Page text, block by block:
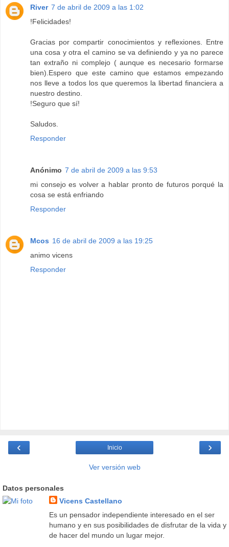
River 7 de abril de 2009 a las 1:02
!Felicidades!
Gracias por compartir conocimientos y reflexiones. Entre
una cosa y otra el camino se va definiendo y ya no parece
tan extraño ni complejo ( aunque es necesario formarse
bien).Espero que este camino que estamos empezando
nos lleve a todos los que queremos la libertad financiera a
nuestro destino.
!Seguro que sí!
Saludos.
Responder
Anónimo 7 de abril de 2009 a las 9:53
mi consejo es volver a hablar pronto de futuros porqué la
cosa se está enfriando
Responder
Mcos 16 de abril de 2009 a las 19:25
animo vicens
Responder
‹ ›
Inicio
Ver versión web
Datos personales
Vicens Castellano
Es un pensador independiente interesado en el ser
humano y en sus posibilidades de disfrutar de la vida y
de hacer del mundo un lugar mejor.